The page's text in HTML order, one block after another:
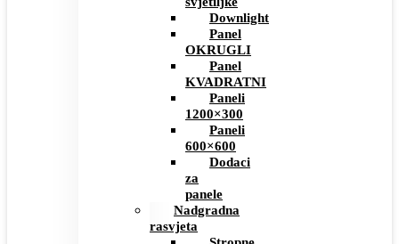
Downlight
Panel
OKRUGLI
Panel
KVADRATNI
Paneli
1200×300
Paneli
600×600
Dodaci
za
panele
Nadgradna
rasvjeta